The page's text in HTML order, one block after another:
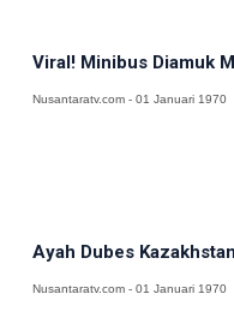
Viral! Minibus Diamuk
Nusantaratv.com - 01 Januari 1970
Ayah Dubes
Nusantaratv.com - 01 Januari 1970